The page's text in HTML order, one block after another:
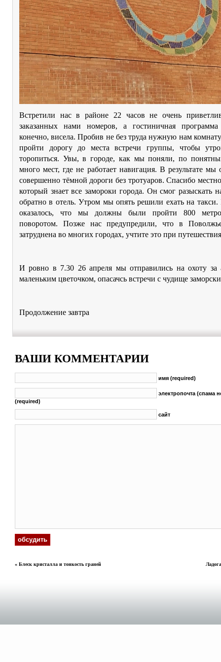
Встретили нас в районе 22 часов не очень
заказанных нами номеров, а гостиничная программа
конечно, висела. Пробив не без труда нужную нам
пройти дорогу до места встречи группы, чтобы
торопиться. Увы, в городе, как мы поняли, по
много мест, где не работает навигация. В результате мы
совершенно тёмной дороги без тротуаров. Спасибо
который знает все замороки города. Он смог разыскать
обратно в отель. Утром мы опять решили ехать на такси.
оказалось, что мы должны были пройти 800
поворотом. Позже нас предупредили, что в
затруднена во многих городах, учтите это при
И ровно в 7.30 26 апреля мы отправились на охоту за
маленьким цветочком, опасачсь встречи с чудище
Продолжение завтра
ВАШИ КОММЕНТАРИИ
имя (required)
электропочта (спама
(required)
сайт
«Блеск кристалла и тонкость граней